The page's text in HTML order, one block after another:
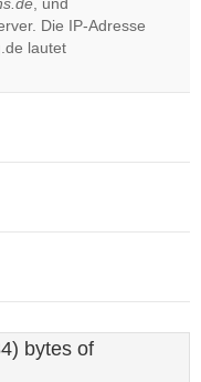
Do you
own this
website?
OK
, und
Die IP-Adresse
lautet
bytes of